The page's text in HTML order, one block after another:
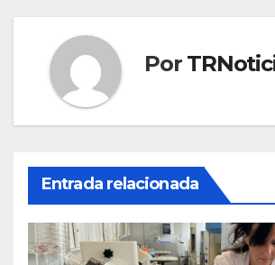
Por
Entrada relacionada